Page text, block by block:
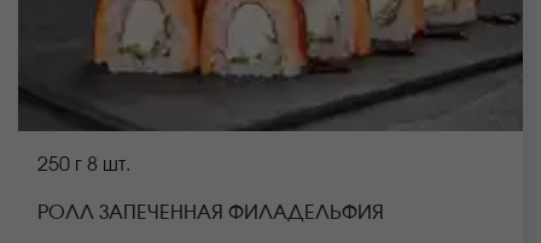
250 г 8 шт.
РОЛЛ ЗАПЕЧЕННАЯ ФИЛАДЕЛЬФИЯ